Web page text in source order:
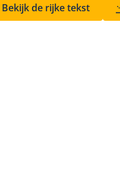
Bekijk de rijke tekst